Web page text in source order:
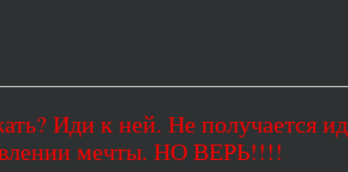
Иди к ней. Не получается
мечты. НО ВЕРЬ!!!!